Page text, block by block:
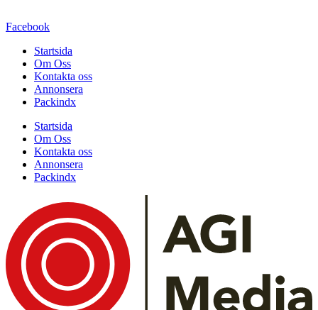
Facebook
Startsida
Om Oss
Kontakta oss
Annonsera
Packindx
Startsida
Om Oss
Kontakta oss
Annonsera
Packindx